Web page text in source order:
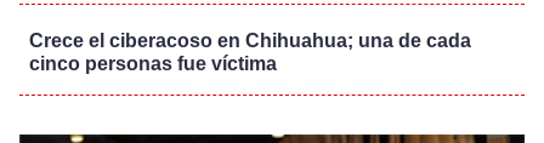
Crece el ciberacoso en Chihuahua; una de cada
cinco personas fue víctima